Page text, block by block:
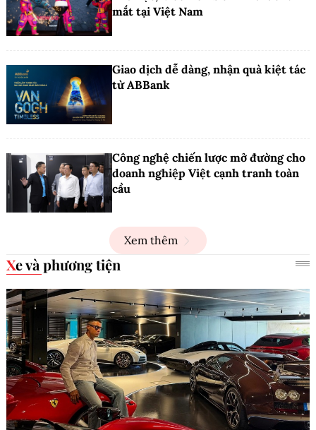
mắt tại Việt Nam
Giao dịch dễ dàng, nhận quà kiệt tác
từ ABBank
Công nghệ chiến lược mở đường cho
doanh nghiệp Việt cạnh tranh toàn
cầu
Xem thêm
Xe và phương tiện